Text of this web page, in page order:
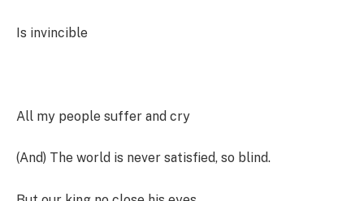
Is invincible
All my people suffer and cry
(And) The world is never satisfied, so blind.